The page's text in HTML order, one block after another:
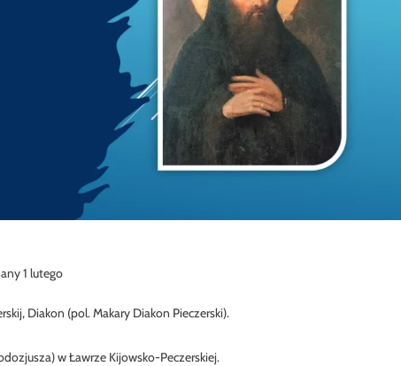
1 lutego
Diakon (pol. Makary Diakon Pieczerski).
w Ławrze Kijowsko-Peczerskiej.